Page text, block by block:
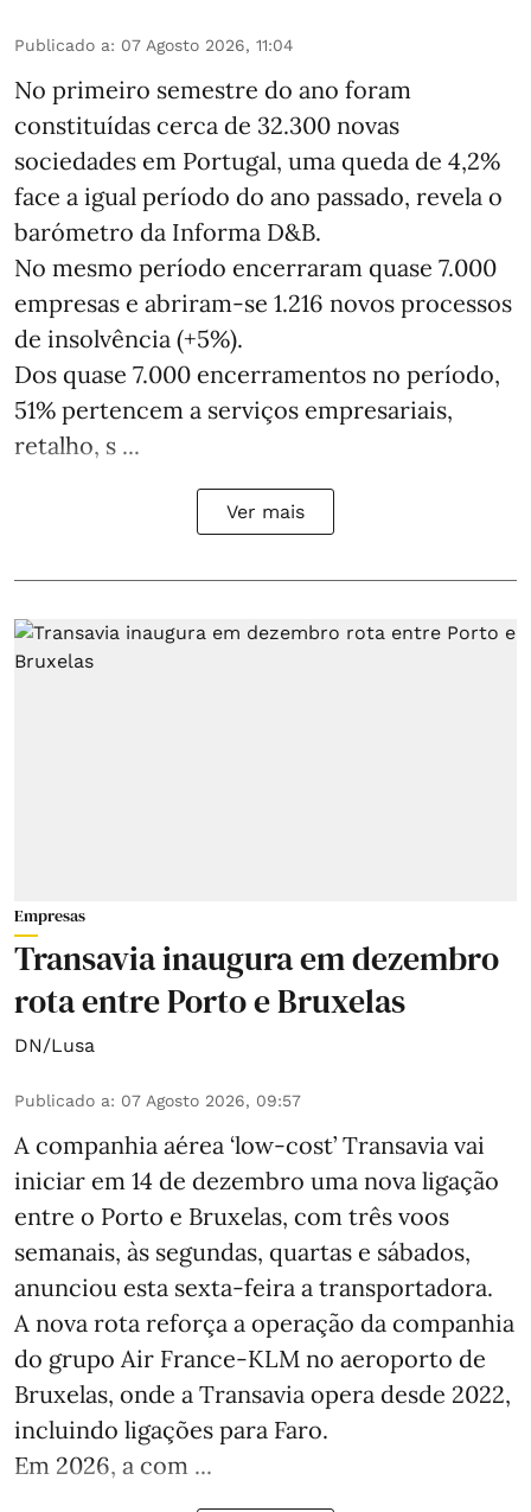
Publicado a: 07 Agosto 2026, 11:04
No primeiro semestre do ano foram
constituídas cerca de 32.300 novas
sociedades em Portugal, uma queda de 4,2%
face a igual período do ano passado, revela o
barómetro da Informa D&B.
No mesmo período encerraram quase 7.000
empresas e abriram‑se 1.216 novos processos
de insolvência (+5%).
Dos quase 7.000 encerramentos no período,
51% pertencem a serviços empresariais,
retalho, s ...
Ver mais
Empresas
Transavia inaugura em dezembro
rota entre Porto e Bruxelas
DN/Lusa
Publicado a: 07 Agosto 2026, 09:57
A companhia aérea ‘low-cost’ Transavia vai
iniciar em 14 de dezembro uma nova ligação
entre o Porto e Bruxelas, com três voos
semanais, às segundas, quartas e sábados,
anunciou esta sexta-feira a transportadora.
A nova rota reforça a operação da companhia
do grupo Air France-KLM no aeroporto de
Bruxelas, onde a Transavia opera desde 2022,
incluindo ligações para Faro.
Em 2026, a com ...